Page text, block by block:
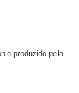
produzido pela